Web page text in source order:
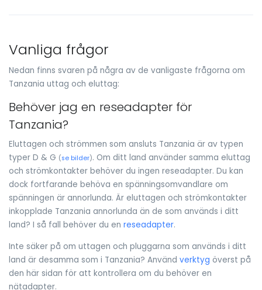
Vanliga frågor
Nedan finns svaren på några av de vanligaste frågorna om
Tanzania uttag och eluttag:
Behöver jag en reseadapter för
Tanzania?
Eluttagen och strömmen som ansluts Tanzania är av typen
typer D & G (se bilder). Om ditt land använder samma eluttag
och strömkontakter behöver du ingen reseadapter. Du kan
dock fortfarande behöva en spänningsomvandlare om
spänningen är annorlunda. Är eluttagen och strömkontakter
inkopplade Tanzania annorlunda än de som används i ditt
land? I så fall behöver du en reseadapter.
Inte säker på om uttagen och pluggarna som används i ditt
land är desamma som i Tanzania? Använd verktyg överst på
den här sidan för att kontrollera om du behöver en
nätadapter.